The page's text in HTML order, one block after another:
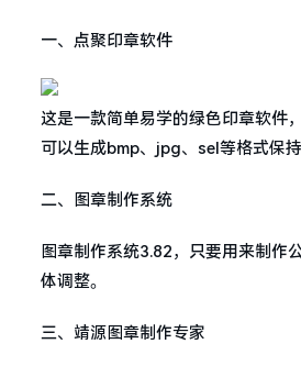
一、点聚印章软件
这是一款简单易学的绿色印章软件
可以生成bmp、jpg、sel等格式保持
二、图章制作系统
图章制作系统3.82，只要用来制作
体调整。
三、靖源图章制作专家